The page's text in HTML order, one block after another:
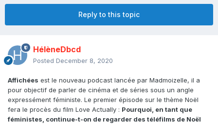
Reply to this topic
HélèneDbcd
Posted December 8, 2020
Affichées est le nouveau podcast lancée par Madmoizelle, il a
pour objectif de parler de cinéma et de séries sous un angle
expressément féministe. Le premier épisode sur le thème Noël
fera le procès du film Love Actually : Pourquoi, en tant que
féministes, continue-t-on de regarder des téléfilms de Noël